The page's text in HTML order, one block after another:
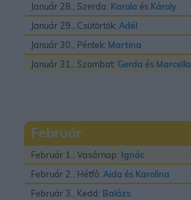
Január 28., Szerda: Karola és Károly
Január 29., Csütörtök: Adél
Január 30., Péntek: Martina
Január 31., Szombat: Gerda és Marcella
Február
Február 1., Vasárnap: Ignác
Február 2., Hétfő: Aida és Karolina
Február 3., Kedd: Balázs